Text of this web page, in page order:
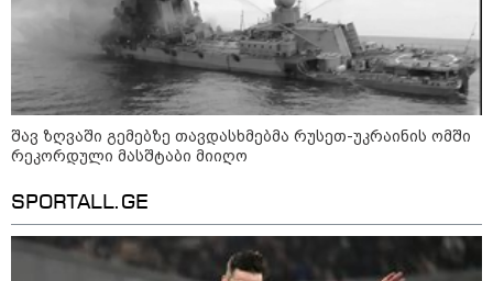
კატეგორიის ყველა სიახლე
გარემოს ეროვნული სააგენტოს
დროგამოშვებით წვიმა
შავ ზღვაში გემებზე თავდასხმებმა რუსეთ-უკრაინის ომში
რეკორდული მასშტაბი მიიღო
SPORTALL.GE